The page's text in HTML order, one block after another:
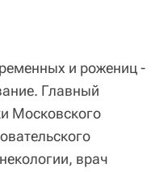
и рожениц -
Главный
Московского
врач